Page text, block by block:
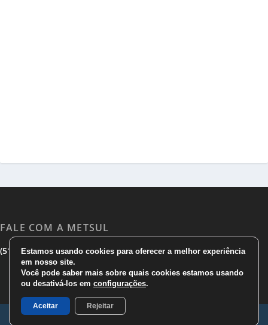
FALE COM A METSUL
(51) 3533 1983|(51)3785 7752| comercial@metsul.com
Estamos usando cookies para oferecer a melhor experiência
em nosso site.
Você pode saber mais sobre quais cookies estamos usando
ou desativá-los em configurações.
Aceitar Rejeitar